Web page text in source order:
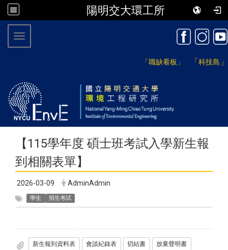
陽明交大環工所
「職缺看板」 「科技島 」
Toggle navigation
【115學年度 碩士班考試入學新生報
到相關表單】
2026-03-09 AdminAdmin
學生 招生考試
新生報到資料表 會談紀錄表 切結書
放棄聲明書